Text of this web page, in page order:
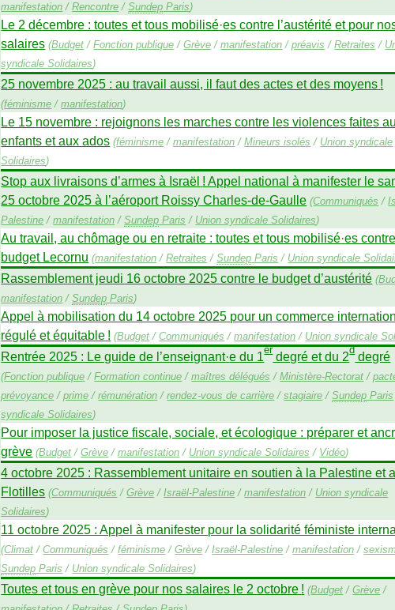
manifestation /Rencontre /Sundep Paris)
Le 2 décembre : toutes et tous mobilisé·es contre l’austérité et pour
salaires (Budget /Fonction publique /Grève /manifestation /préavis /Retraites /
syndicale Solidaires)
25 novembre 2025 : au travail aussi, il faut des actes et des moyens !
(féminisme /manifestation)
Le 15 novembre : rejoignons les marches contre les violences faites
enfants et aux ados (féminisme /manifestation /Mineurs isolés / Union syndicale
Solidaires)
Stop aux livraisons d’armes à Israël ! Appel national à manifester le
25 octobre 2025 à l’aéroport Roissy Charles-de-Gaulle (Communiqués /
Palestine /manifestation /Sundep Paris / Union syndicale Solidaires)
Au travail, au chômage ou en retraite : toutes et tous mobilisé·es
budget Lecornu (manifestation /Retraites /Sundep Paris / Union syndicale
Rassemblement jeudi 16 octobre 2025 contre le budget d’austérité (
manifestation /Sundep Paris)
Appel à mobilisation du 14 octobre 2025 pour un commerce
régulé et équitable ! (Budget /Communiqués /manifestation / Union syndicale
Rentrée 2025 : Le guide de l’enseignant·e du 1erdegré et du 2ddegré
(Fonction publique /Formation continue /maîtres délégués /Ministère-Rectorat /
prévoyance /prime /rémunération /rendez-vous de carrière /stagiaire /Sundep Paris
syndicale Solidaires)
Pour imposer la justice fiscale, sociale, et écologique : préparer et
grève (Budget /Grève /manifestation / Union syndicale Solidaires / Vidéo)
4 octobre 2025 : Rassemblement unitaire en soutien à la Palestine et
Flotilles (Communiqués /Grève /Israël-Palestine /manifestation / Union syndicale
Solidaires)
11 octobre 2025 : Appel à manifester pour la solidarité féministe
(Climat /Communiqués /féminisme /Grève /Israël-Palestine /manifestation /
Sundep Paris / Union syndicale Solidaires)
Toutes et tous en grève pour nos salaires le 2 octobre ! (Budget /Grève /